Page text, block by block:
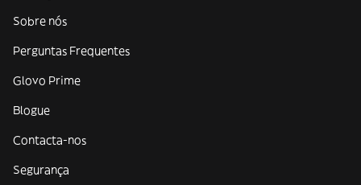
Sobre nós
Perguntas Frequentes
Glovo Prime
Blogue
Contacta-nos
Segurança